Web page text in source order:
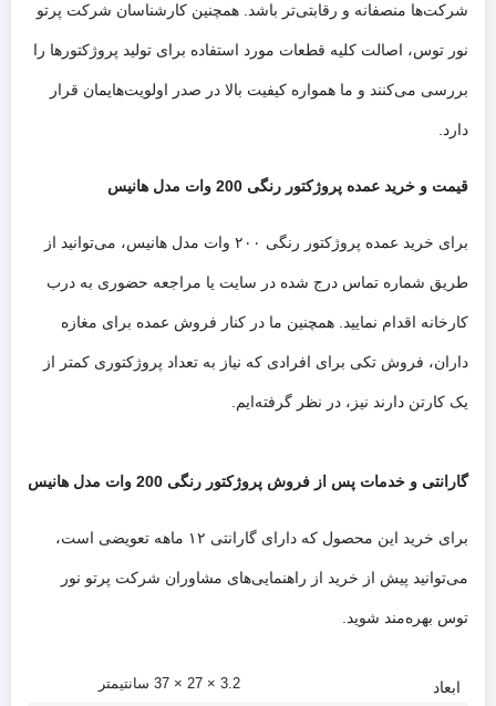
شرکت‌ها منصفانه و رقابتی‌تر باشد. همچنین کارشناسان شرکت پرتو
نور توس، اصالت کلیه قطعات مورد استفاده برای تولید پروژکتورها را
بررسی می‌کنند و ما همواره کیفیت بالا در صدر اولویت‌هایمان قرار
دارد.
قیمت و خرید عمده پروژکتور رنگی 200 وات مدل هانیس
برای خرید عمده پروژکتور رنگی ۲۰۰ وات مدل هانیس، می‌توانید از
طریق شماره تماس درج شده در سایت یا مراجعه حضوری به درب
کارخانه اقدام نمایید. همچنین ما در کنار فروش عمده برای مغازه
داران، فروش تکی برای افرادی که نیاز به تعداد پروژکتوری کمتر از
یک کارتن دارند نیز، در نظر گرفته‌ایم.
گارانتی و خدمات پس از فروش پروژکتور رنگی 200 وات مدل هانیس
برای خرید این محصول که دارای گارانتی ۱۲ ماهه تعویضی است،
می‌توانید پیش از خرید از راهنمایی‌های مشاوران شرکت پرتو نور
توس بهره‌مند شوید.
ابعاد 3.2 × 27 × 37 سانتیمتر